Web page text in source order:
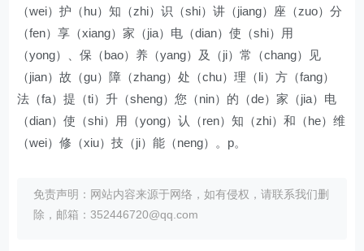
（wei）护（hu）知（zhi）识（shi）讲（jiang）座（zuo）分
（fen）享（xiang）家（jia）电（dian）使（shi）用
（yong）、保（bao）养（yang）及（ji）常（chang）见
（jian）故（gu）障（zhang）处（chu）理（li）方（fang）
法（fa）提（ti）升（sheng）您（nin）的（de）家（jia）电
（dian）使（shi）用（yong）认（ren）知（zhi）和（he）维
（wei）修（xiu）技（ji）能（neng）。p。
免责声明：网站内容来源于网络，如有侵权，请联系我们删
除，邮箱：352446720@qq.com